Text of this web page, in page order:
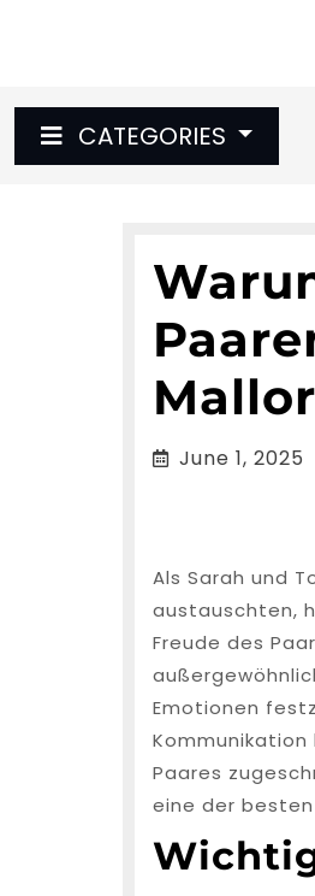
CATEGORIES
June 1, 2025
Als Sarah und
austauschten,
Freude des
Emotionen
Paares
eine der